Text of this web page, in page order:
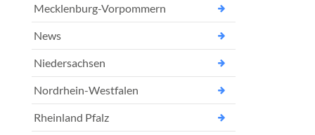
Mecklenburg-Vorpommern
News
Niedersachsen
Nordrhein-Westfalen
Rheinland Pfalz